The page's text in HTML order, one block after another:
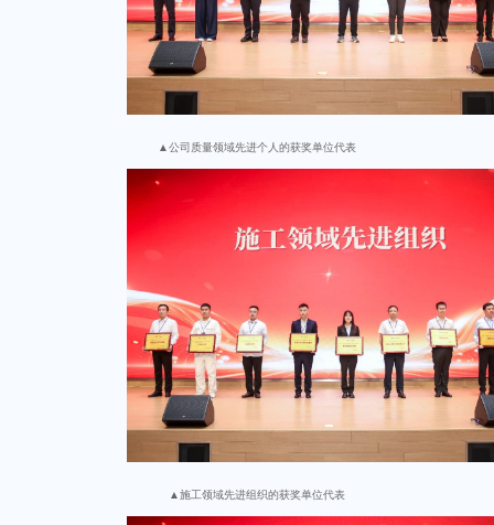
▲公司质量领域先进个人的获奖单位代表
▲施工领域先进组织的获奖单位代表